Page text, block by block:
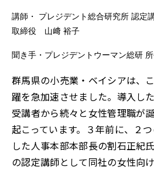
講師・ プレジデント総合研究所 認定
取締役 山﨑 裕子
聞き手・プレジデントウーマン総研
群馬県の小売業・ベイシアは、
躍を急加速させました。導入し
受講者から続々と女性管理職が
起こっています。３年前に、２
した人事本部本部長の割石正紀
の認定講師として同社の女性向